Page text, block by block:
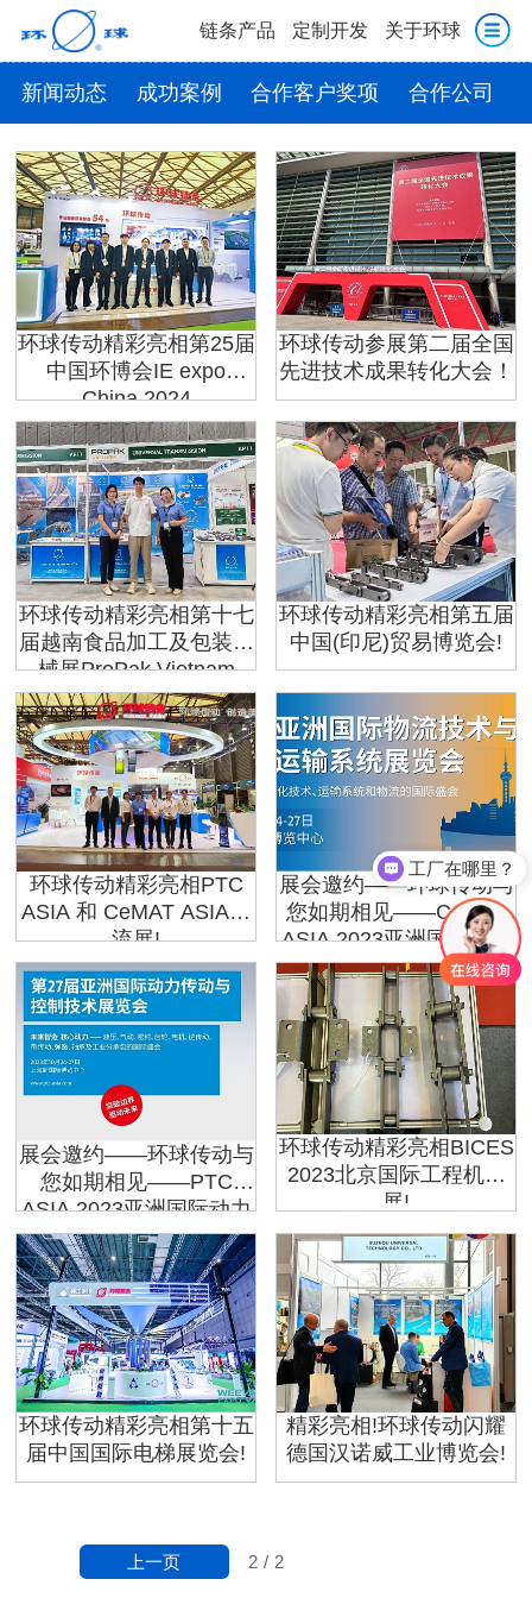
链条产品 定制开发 关于环球
新闻动态 成功案例 合作客户奖项 合作公司
环球传动精彩亮相第25届
中国环博会IE expo
China 2024
环球传动参展第二届全国
先进技术成果转化大会！
环球传动精彩亮相第十七
届越南食品加工及包装机
械展ProPak Vietnam
环球传动精彩亮相第五届
中国(印尼)贸易博览会!
环球传动精彩亮相PTC
ASIA 和 CeMAT ASIA物
流展!
展会邀约——环球传动与
您如期相见——CeMAT
ASIA 2023亚洲国际物流
技术与运输系统展览会
展会邀约——环球传动与
您如期相见——PTC
ASIA 2023亚洲国际动力
传动与控制技术展览会
环球传动精彩亮相BICES
2023北京国际工程机械
展!
环球传动精彩亮相第十五
届中国国际电梯展览会!
精彩亮相!环球传动闪耀
德国汉诺威工业博览会!
2 / 2
上一页
工厂在哪里？